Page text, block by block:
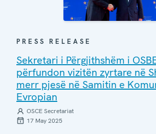
PRESS RELEASE
Sekretari i Përgjithshëm i
përfundon vizitën zyrtare në
merr pjesë në Samitin e
Evropian
OSCE Secretariat
17 May 2025